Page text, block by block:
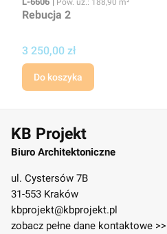
Rebucja 2
Cena
3 250,00 zł
Do koszyka
KB Projekt
Biuro Architektoniczne
ul. Cystersów 7B
31-553 Kraków
kbprojekt@kbprojekt.pl
zobacz pełne dane kontaktowe >>